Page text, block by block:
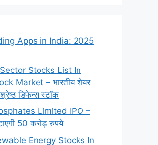
Apps in India: 2025
Stocks List In
Market – भारतीय शेयर
डिफेन्स स्टॉक
Limited IPO –
50 करोड़ रुपये
Energy Stocks In